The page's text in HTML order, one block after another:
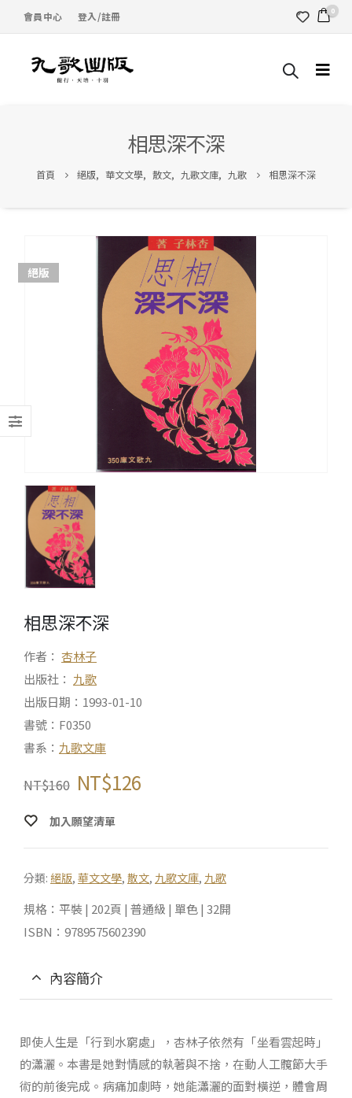
會員中心 登入/註冊 0
相思深不深
首頁 絕版, 華文文學, 散文, 九歌文庫, 九歌 相思深不深
絕版
相思深不深
作者： 杏林子
出版社： 九歌
出版日期：1993-01-10
書號：F0350
書系： 九歌文庫
NT$160 NT$126
加入願望清單
分類: 絕版, 華文文學, 散文, 九歌文庫, 九歌
規格：平裝 | 202頁 | 普通級 | 單色 | 32開
ISBN：9789575602390
內容簡介
即使人生是「行到水窮處」，杏林子依然有「坐看雲起時」
的瀟灑。本書是她對情感的執著與不捨，在動人工髖節大手
術的前後完成。病痛加劇時，她能瀟灑的面對橫逆，體會周